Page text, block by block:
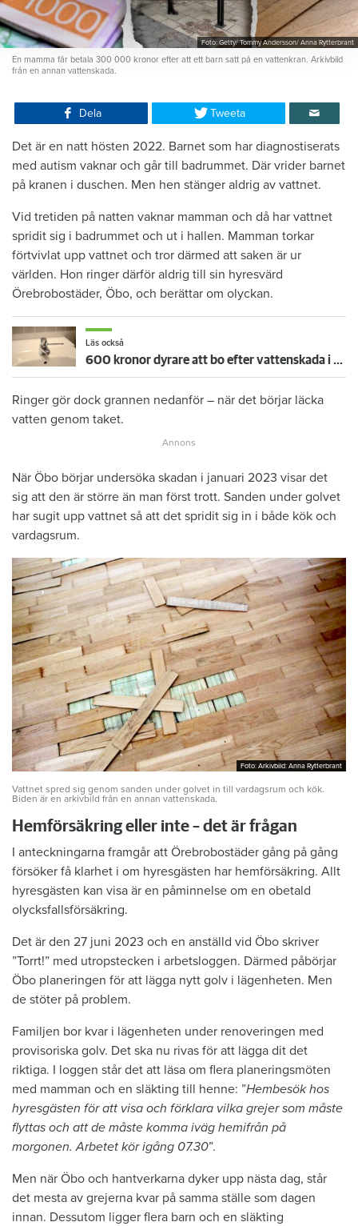
Foto: Getty/ Tommy Andersson/ Anna Rytterbrant
En mamma får betala 300 000 kronor efter att ett barn satt på en vattenkran. Arkivbild
från en annan vattenskada.
Dela Tweeta
Det är en natt hösten 2022. Barnet som har diagnostiserats
med autism vaknar och går till badrummet. Där vrider barnet
på kranen i duschen. Men hen stänger aldrig av vattnet.
Vid tretiden på natten vaknar mamman och då har vattnet
spridit sig i badrummet och ut i hallen. Mamman torkar
förtvivlat upp vattnet och tror därmed att saken är ur
världen. Hon ringer därför aldrig till sin hyresvärd
Örebrobostäder, Öbo, och berättar om olyckan.
Läs också
600 kronor dyrare att bo efter vattenskada i Varberg
Ringer gör dock grannen nedanför – när det börjar läcka
vatten genom taket.
När Öbo börjar undersöka skadan i januari 2023 visar det
sig att den är större än man först trott. Sanden under golvet
har sugit upp vattnet så att det spridit sig in i både kök och
vardagsrum.
Foto: Arkivbild: Anna Rytterbrant
Foto: Arkivbild: Anna Rytterbrant
Vattnet spred sig genom sanden under golvet in till vardagsrum och kök.
Biden är en arkivbild från en annan vattenskada.
Hemförsäkring eller inte – det är frågan
I anteckningarna framgår att Örebrobostäder gång på gång
försöker få klarhet i om hyresgästen har hemförsäkring. Allt
hyresgästen kan visa är en påminnelse om en obetald
olycksfallsförsäkring.
Det är den 27 juni 2023 och en anställd vid Öbo skriver
”Torrt!” med utropstecken i arbetsloggen. Därmed påbörjar
Öbo planeringen för att lägga nytt golv i lägenheten. Men
de stöter på problem.
Familjen bor kvar i lägenheten under renoveringen med
provisoriska golv. Det ska nu rivas för att lägga dit det
riktiga. I loggen står det att läsa om flera planeringsmöten
med mamman och en släkting till henne: ”Hembesök hos
hyresgästen för att visa och förklara vilka grejer som måste
flyttas och att de måste komma iväg hemifrån på
morgonen. Arbetet kör igång 07.30”.
Men när Öbo och hantverkarna dyker upp nästa dag, står
det mesta av grejerna kvar på samma ställe som dagen
innan. Dessutom ligger flera barn och en släkting